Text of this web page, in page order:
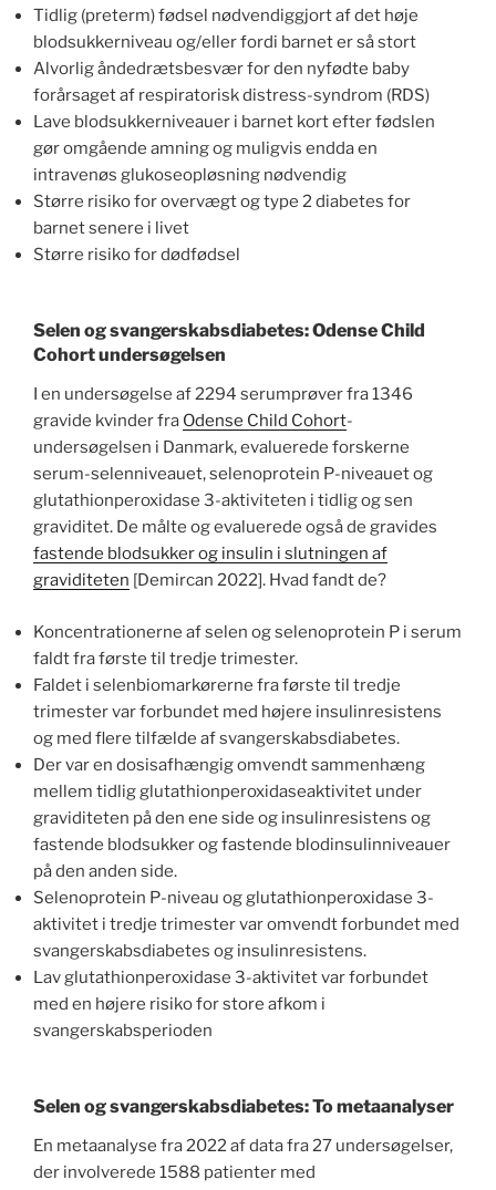
Tidlig (preterm) fødsel nødvendiggjort af det høje
blodsukkerniveau og/eller fordi barnet er så stort
Alvorlig åndedrætsbesvær for den nyfødte baby
forårsaget af respiratorisk distress-syndrom (RDS)
Lave blodsukkerniveauer i barnet kort efter fødslen
gør omgående amning og muligvis endda en
intravenøs glukoseopløsning nødvendig
Større risiko for overvægt og type 2 diabetes for
barnet senere i livet
Større risiko for dødfødsel
Selen og svangerskabsdiabetes: Odense Child
Cohort undersøgelsen
I en undersøgelse af 2294 serumprøver fra 1346
gravide kvinder fra Odense Child Cohort-
undersøgelsen i Danmark, evaluerede forskerne
serum-selenniveauet, selenoprotein P-niveauet og
glutathionperoxidase 3-aktiviteten i tidlig og sen
graviditet. De målte og evaluerede også de gravides
fastende blodsukker og insulin i slutningen af
graviditeten [Demircan 2022]. Hvad fandt de?
Koncentrationerne af selen og selenoprotein P i serum
faldt fra første til tredje trimester.
Faldet i selenbiomarkørerne fra første til tredje
trimester var forbundet med højere insulinresistens
og med flere tilfælde af svangerskabsdiabetes.
Der var en dosisafhængig omvendt sammenhæng
mellem tidlig glutathionperoxidaseaktivitet under
graviditeten på den ene side og insulinresistens og
fastende blodsukker og fastende blodinsulinniveauer
på den anden side.
Selenoprotein P-niveau og glutathionperoxidase 3-
aktivitet i tredje trimester var omvendt forbundet med
svangerskabsdiabetes og insulinresistens.
Lav glutathionperoxidase 3-aktivitet var forbundet
med en højere risiko for store afkom i
svangerskabsperioden
Selen og svangerskabsdiabetes: To metaanalyser
En metaanalyse fra 2022 af data fra 27 undersøgelser,
der involverede 1588 patienter med